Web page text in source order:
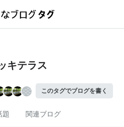
キテラス
このタグでブログを書く
題 関連ブログ